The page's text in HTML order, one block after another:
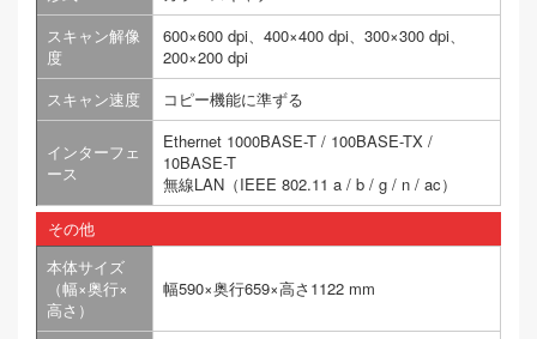
スキャン解像
度
600×600 dpi、400×400 dpi、300×300 dpi、
200×200 dpi
スキャン速度
コピー機能に準ずる
インターフェ
ース
Ethernet 1000BASE-T / 100BASE-TX /
10BASE-T
無線LAN（IEEE 802.11 a / b / g / n / ac）
その他
本体サイズ
（幅×奥行×
高さ）
幅590×奥行659×高さ1122 mm